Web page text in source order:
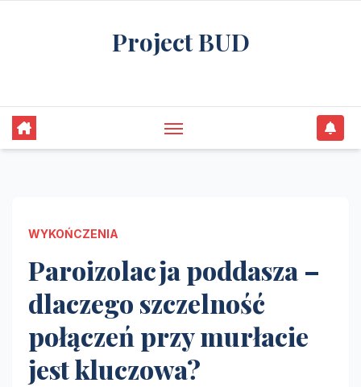
Project BUD
WYKOŃCZENIA
Paroizolacja poddasza –
dlaczego szczelność
połączeń przy murłacie
jest kluczowa?